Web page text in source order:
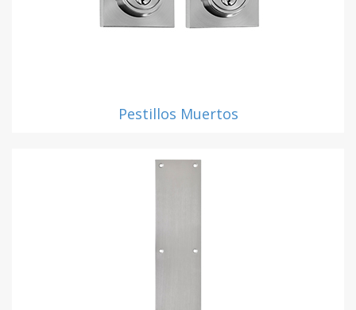
Pestillos Muertos